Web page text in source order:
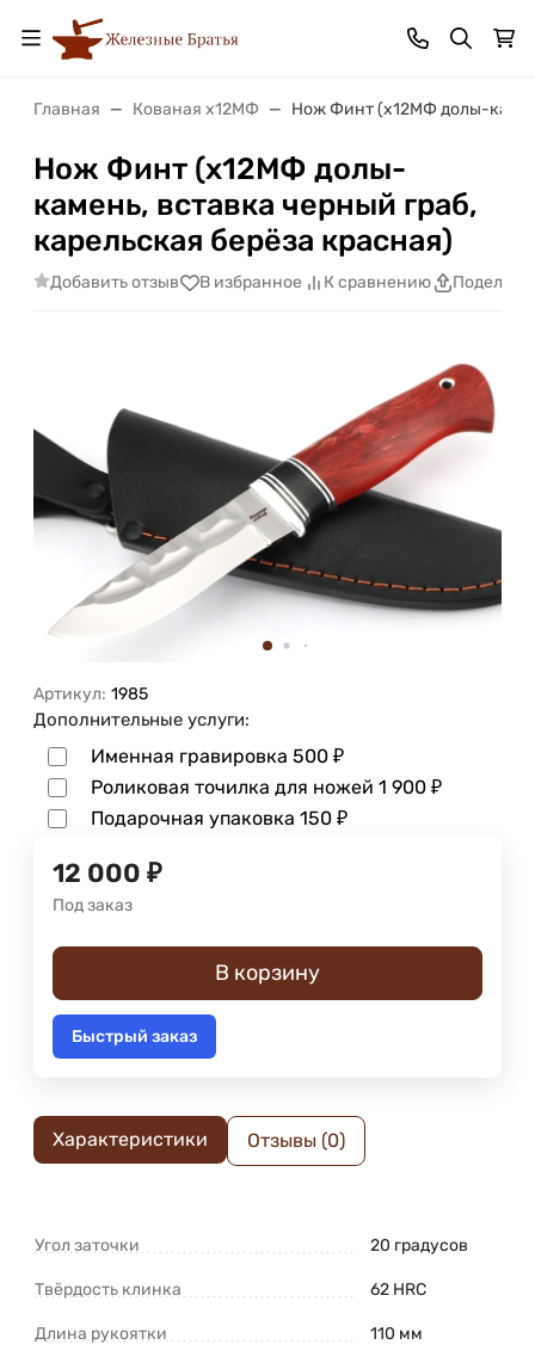
Главная Кованая х12МФ Нож Финт (х12МФ долы-
Нож Финт (х12МФ долы-
камень, вставка черный граб,
карельская берёза красная)
Добавить отзыв В избранное К сравнению
Артикул: 1985
Дополнительные услуги:
Именная гравировка 500 ₽
Роликовая точилка для ножей 1 900 ₽
Подарочная упаковка 150 ₽
12 000 ₽
Под заказ
В корзину
Быстрый заказ
Характеристики Отзывы (0)
Угол заточки 20 градусов
Твёрдость клинка 62 HRC
Длина рукоятки 110 мм